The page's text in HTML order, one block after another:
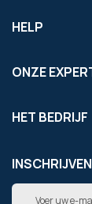
HELP
ONZE
HET BEDRIJF
Abonneer